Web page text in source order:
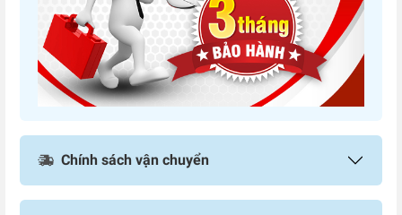
Chính sách vận chuyển